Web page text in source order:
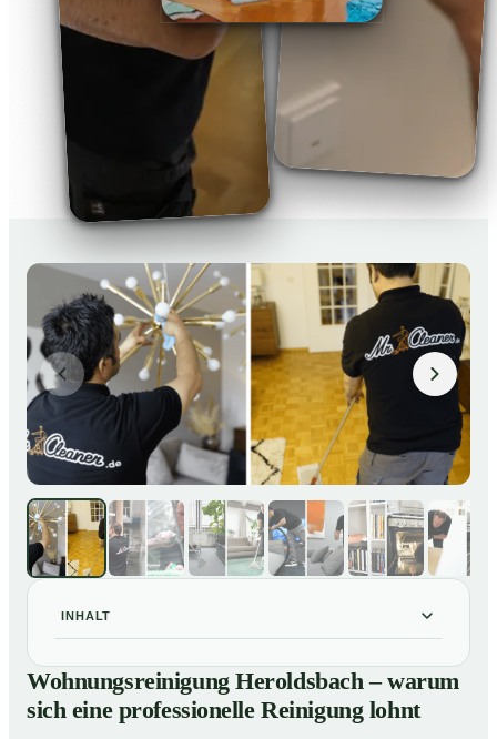
INHALT
01 Wohnungsreinigung Heroldsbach – warum sich eine
professionelle Reinigung lohnt
Unsere Leistungen im Überblick
Wohnungsreinigung Heroldsbach – warum
sich eine professionelle Reinigung lohnt